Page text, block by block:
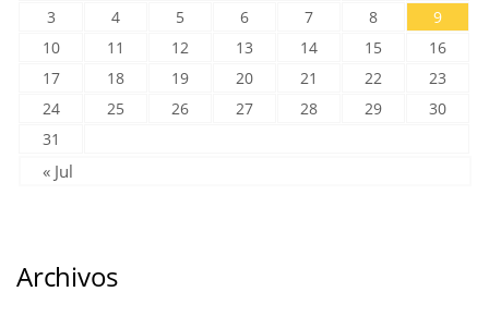
3
4 5 6 7 8
9
10
11 12 13 14 15
16
17
18 19 20 21 22
23
24
25 26 27 28 29
30
31
« Jul
Archivos